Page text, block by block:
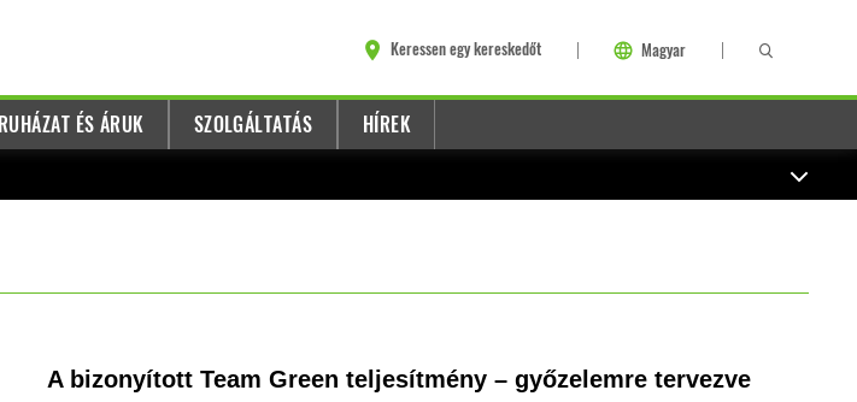
Keressen egy kereskedőt Magyar
RUHÁZAT ÉS ÁRUK SZOLGÁLTATÁS HÍREK
A bizonyított Team Green teljesítmény – győzelemre tervezve